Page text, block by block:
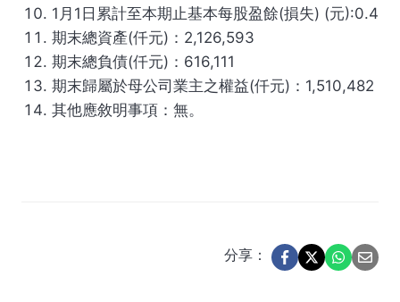
1月1日累計至本期止基本每股盈餘(損失) (元):0.4
期末總資產(仟元)：2,126,593
期末總負債(仟元)：616,111
期末歸屬於母公司業主之權益(仟元)：1,510,482
其他應敘明事項：無。
分享：